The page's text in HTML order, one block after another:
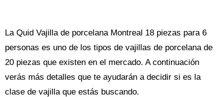
La Quid Vajilla de porcelana Montreal 18 piezas para 6
personas es uno de los tipos de vajillas de porcelana de
20 piezas que existen en el mercado. A continuación
verás más detalles que te ayudarán a decidir si es la
clase de vajilla que estás buscando.